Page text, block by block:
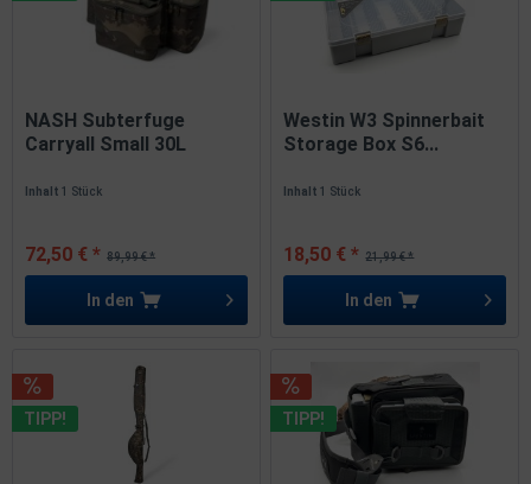
NASH Subterfuge
Carryall Small 30L
Inhalt1 Stück
89,99 € *
72,50 € *
In den
Westin W3 Spinnerbait
Storage Box S6...
Inhalt1 Stück
21,99 € *
18,50 € *
In den
TIPP! TIPP!